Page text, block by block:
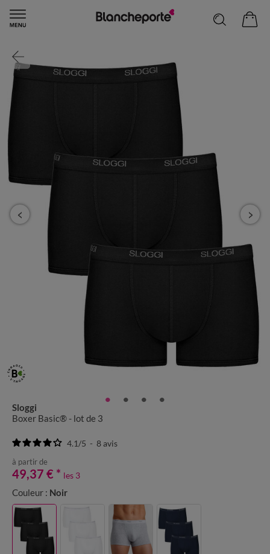
Sloggi
Boxer Basic® - lot de 3
4.1/5 - 8avis
à partir de
49,37 € * les 3
Couleur : Noir